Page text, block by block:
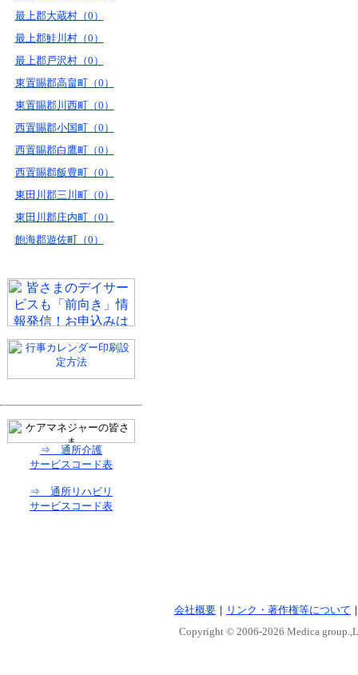
最上郡大蔵村（0）
最上郡鮭川村（0）
最上郡戸沢村（0）
東置賜郡高畠町（0）
東置賜郡川西町（0）
西置賜郡小国町（0）
西置賜郡白鷹町（0）
西置賜郡飯豊町（0）
東田川郡三川町（0）
東田川郡庄内町（0）
飽海郡遊佐町（0）
⇒ 通所介護
サービスコード表
⇒ 通所リハビリ
サービスコード表
会社概要 ｜ リンク・著作権等について
Copyright © 2006-2026 Medica